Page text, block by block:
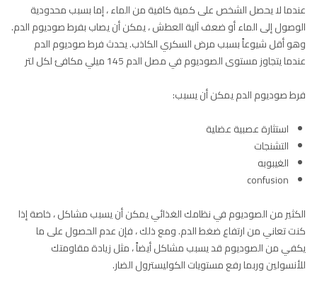
عندما لا يحصل الشخص على كمية كافية من الماء ، إما بسبب محدودية
الوصول إلى الماء أو ضعف آلية العطش ، يمكن أن يصاب بفرط صوديوم الدم.
وهو أقل شيوعاً بسبب مرض السكري الكاذب. يحدث فرط صوديوم الدم
عندما يتجاوز مستوى الصوديوم في مصل الدم 145 ميلي مكافئ لكل لتر
فرط صوديوم الدم يمكن أن يسبب:
استثارة عصبية عضلية
التشنجات
الغيبوبه
confusion
الكثير من الصوديوم في نظامك الغذائي يمكن أن يسبب مشاكل ، خاصة إذا
كنت تعاني من ارتفاع ضغط الدم. ومع ذلك ، فإن عدم الحصول على ما
يكفي من الصوديوم قد يسبب مشاكل أيضاً ، مثل زيادة مقاومتك
للأنسولين وربما رفع مستويات الكوليسترول الضار.